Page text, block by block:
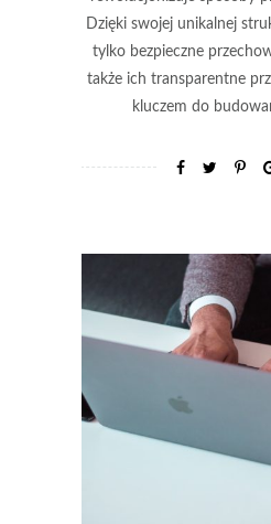
Dzięki swojej unikalnej
tylko bezpieczne
także ich transparentne
kluczem do